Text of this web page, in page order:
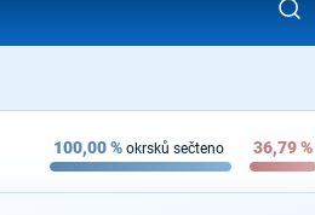
100,00% okrsků sečteno 36,79%